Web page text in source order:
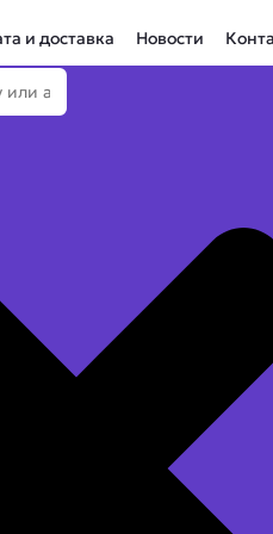
и доставка Новости